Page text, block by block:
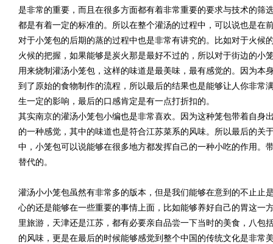
是非常的重要，而且在很多方面都有着非常重要的要求与技术的筛
都是有着一定的标准的。所以在整个灌汤的过程中，可以说也是在
对于小笼包的后期的蒸的过程中也是非常有讲究的。比如对于火候
火候的把握，如果能够是炭火那是最好不过的，所以对于街边的小
用来烧制灌汤小笼包，这样的味道是最美味，最有感觉的。因为本
到了原始的食物制作的流程，所以最后的结果也是能够让人你非常
生一定的影响，最后的口感肯定是有一点打折扣的。
其实南京的灌汤小笼包小编也是非常喜欢。因为这种笼包带着自身
的一种感觉，其中的味道也是符合江苏菜系的风味。所以最后的关
中，小笼包可以说能够在很多地方都发挥自己的一种小吃的作用。
替代的。
灌汤小小笼包虽然有非常多的版本，但是我们能够在意到的不止止
心的还是能够在一些重要的事情上面，比如能够养好自己的胃这一
里旅游，天津还是江苏，都有必要亲自品尝一下当时的美食，八包
的风味，更是在最后的时候能够感觉到整个中国的传统文化是非常